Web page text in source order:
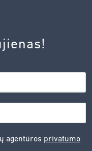
agentūros privatumo